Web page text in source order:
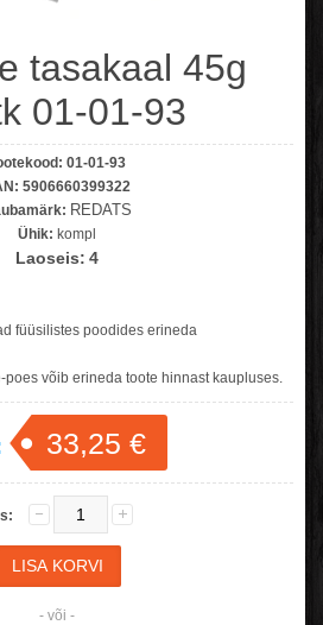
tasakaal 45g
01-01-93
01-01-93
5906660399322
REDATS
Ühik: kompl
Laoseis: 4
füüsilistes poodides erineda
võib erineda toote hinnast kaupluses.
33,25 €
- või -